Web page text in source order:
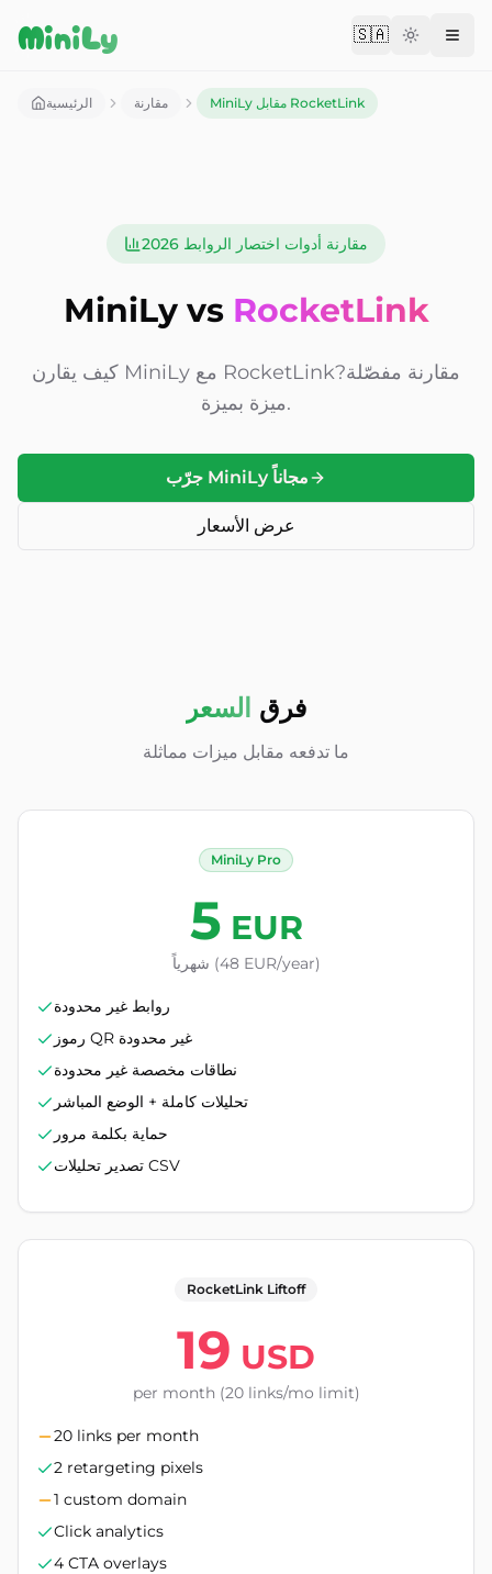
MiniLy 🇸🇦Change
الرئيسية مقارنة MiniLy مقابل RocketLink
مقارنة أدوات اختصار الروابط 2026
MiniLy vs RocketLink
كيف يقارن MiniLy مع RocketLink?مقارنة مفصّلة
ميزة بميزة.
جرّب MiniLy مجاناً
عرض الأسعار
فرق السعر
ما تدفعه مقابل ميزات مماثلة
MiniLy Pro
5 EUR
شهرياً (48 EUR/year)
روابط غير محدودة
رموز QR غير محدودة
نطاقات مخصصة غير محدودة
تحليلات كاملة + الوضع المباشر
حماية بكلمة مرور
تصدير تحليلات CSV
RocketLink Liftoff
19 USD
per month (20 links/mo limit)
20 links per month
2 retargeting pixels
1 custom domain
Click analytics
4 CTA overlays